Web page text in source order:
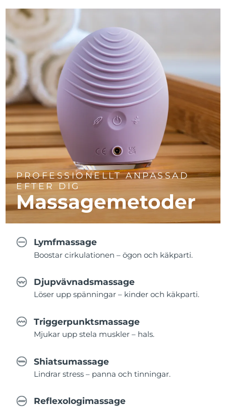
PROFESSIONELLT ANPASSAD
EFTER DIG
Massagemetoder
Lymfmassage
Boostar cirkulationen – ögon och käkparti.
Djupvävnadsmassage
Löser upp spänningar – kinder och käkparti.
Triggerpunktsmassage
Mjukar upp stela muskler – hals.
Shiatsumassage
Lindrar stress – panna och tinningar.
Reflexologimassage